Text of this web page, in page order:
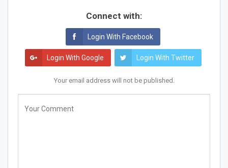
Connect with:
Login With Facebook
Login With Google Login With Twitter
Your email address will not be published.